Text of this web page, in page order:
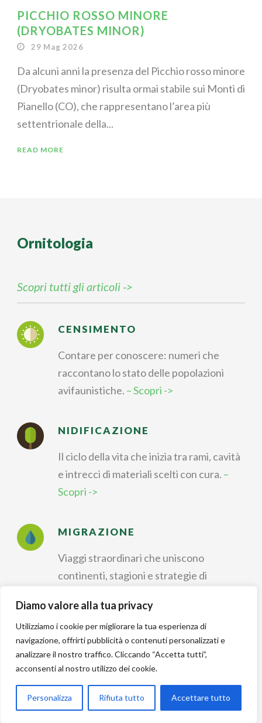
Diamo valore alla tua privacy
Utilizziamo i cookie per migliorare la tua esperienza di
navigazione, offrirti pubblicità o contenuti personalizzati e
analizzare il nostro traffico. Cliccando “Accetta tutti”,
acconsenti al nostro utilizzo dei cookie.
Personalizza Rifiuta tutto Accettare tutto
PICCHIO ROSSO MINORE
(DRYOBATES MINOR)
29 Mag 2026
Da alcuni anni la presenza del Picchio rosso minore
(Dryobates minor) risulta ormai stabile sui Monti di
Pianello (CO), che rappresentano l’area più
settentrionale della...
READ MORE
Ornitologia
Scopri tutti gli articoli ->
CENSIMENTO
Contare per conoscere: numeri che
raccontano lo stato delle popolazioni
avifaunistiche. – Scopri ->
NIDIFICAZIONE
Il ciclo della vita che inizia tra rami, cavità
e intrecci di materiali scelti con cura. –
Scopri ->
MIGRAZIONE
Viaggi straordinari che uniscono
continenti, stagioni e strategie di
IDENTIFICAZIONE
Riconoscere forme, colori e canti per
incontro nella natura.
– Scopri ->